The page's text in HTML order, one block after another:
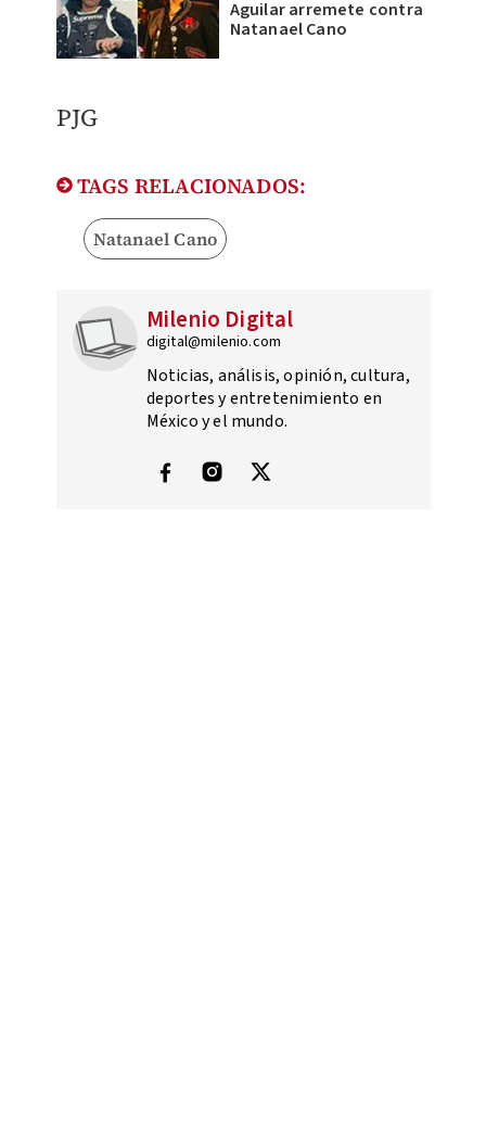
Aguilar arremete contra
Natanael Cano
PJG
TAGS RELACIONADOS:
Natanael Cano
Milenio Digital
digital@milenio.com
Noticias, análisis, opinión, cultura,
deportes y entretenimiento en
México y el mundo.